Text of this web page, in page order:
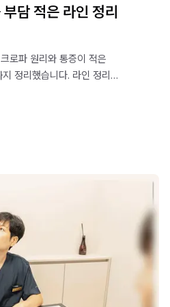
담 적은 라인 정리
로파 원리와 통증이 적은
정리했습니다. 라인 정리를